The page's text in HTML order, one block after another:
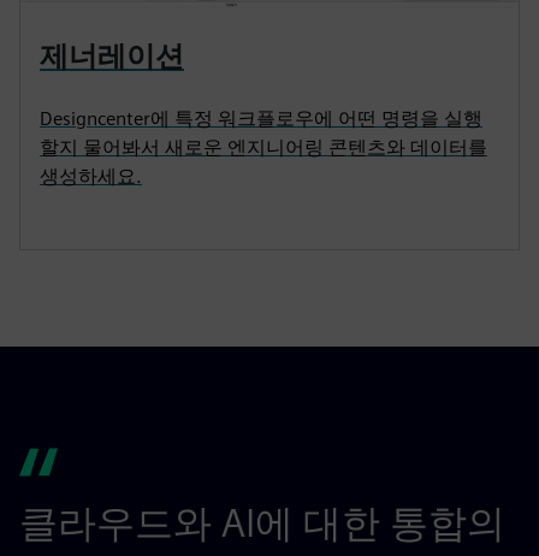
제너레이션
Designcenter에 특정 워크플로우에 어떤 명령을 실행
할지 물어봐서 새로운 엔지니어링 콘텐츠와 데이터를
생성하세요.
클라우드와 AI에 대한 통합의